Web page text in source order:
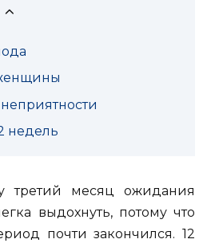
недель
третий месяц ожидания
выдохнуть, потому что
почти закончился. 12